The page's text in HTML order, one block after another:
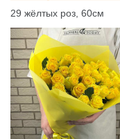
29 жёлтых роз, 60см